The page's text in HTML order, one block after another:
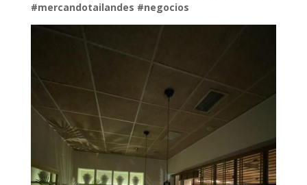
#mercandotailandes #negocios